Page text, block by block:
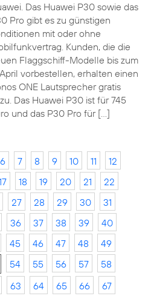
Das Huawei P30 sowie das
Pro gibt es zu günstigen
mit oder ohne
Kunden, die die
Flaggschiff-Modelle bis zum
vorbestellen, erhalten einen
ONE Lautsprecher gratis
Das Huawei P30 ist für 745
und das P30 Pro für […]
6 7 8 9 10 11
12
18 19 20 21
22
27 28 29 30
31
36 37 38 39
40
45 46 47 48
49
54 55 56 57
58
63 64 65 66
67